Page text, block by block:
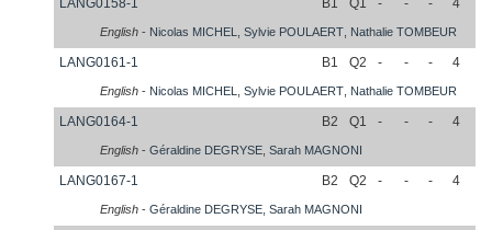
LANG0158-1 B1 Q1 - - - 4
English - Nicolas MICHEL Sylvie POULAERT Nathalie TOMBEUR
LANG0161-1 B1 Q2 - - - 4
English - Nicolas MICHEL Sylvie POULAERT Nathalie TOMBEUR
LANG0164-1 B2 Q1 - - - 4
English - Géraldine DEGRYSE Sarah MAGNONI
LANG0167-1 B2 Q2 - - - 4
English - Géraldine DEGRYSE Sarah MAGNONI